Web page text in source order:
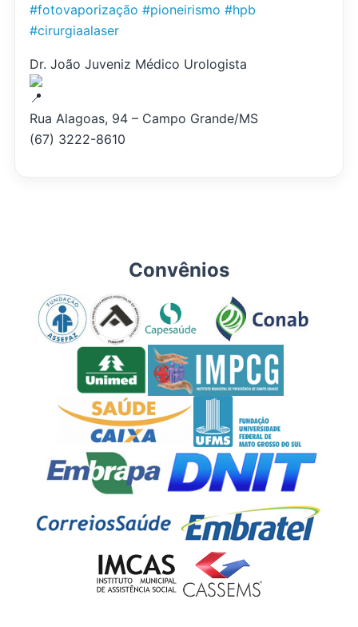
#fotovaporização #pioneirismo #hpb
#cirurgiaalaser
Dr. João Juveniz Médico Urologista
Rua Alagoas, 94 – Campo Grande/MS
(67) 3222-8610
Convênios